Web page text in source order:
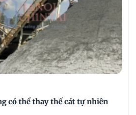
có thể thay thế cát tự nhiên